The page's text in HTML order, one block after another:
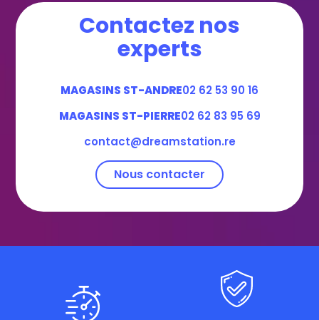
Contactez nos
experts
MAGASINS ST-ANDRE02 62 53 90 16
MAGASINS ST-PIERRE02 62 83 95 69
contact@dreamstation.re
Nous contacter